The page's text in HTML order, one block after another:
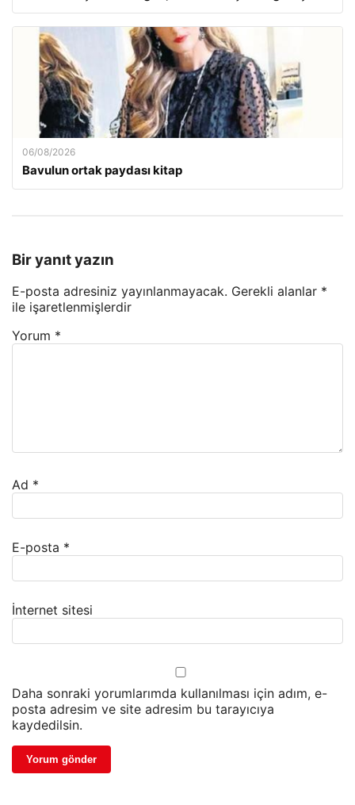
06/08/2026
Bavulun ortak paydası kitap
Bir yanıt yazın
E-posta adresiniz yayınlanmayacak. Gerekli alanlar *
ile işaretlenmişlerdir
Yorum *
Ad *
E-posta *
İnternet sitesi
Daha sonraki yorumlarımda kullanılması için adım, e-
posta adresim ve site adresim bu tarayıcıya
kaydedilsin.